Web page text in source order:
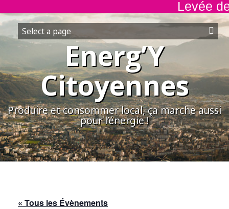
Levée
Aller
au
contenu
Energ’Y
Citoyennes
Produire et consommer local, ça marche aussi
pour l’énergie !
« Tous les Évènements